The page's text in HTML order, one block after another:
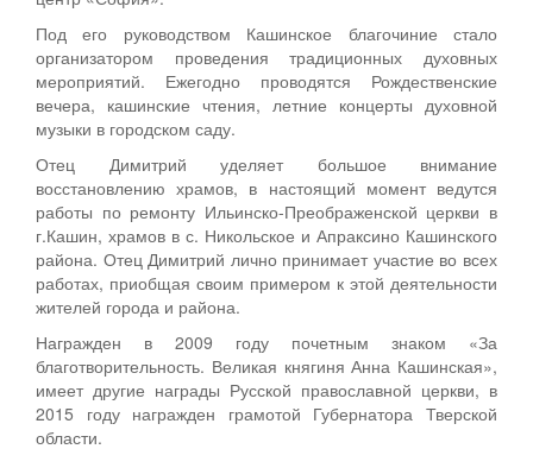
Под его руководством Кашинское благочиние стало
организатором проведения традиционных духовных
мероприятий. Ежегодно проводятся Рождественские
вечера, кашинские чтения, летние концерты духовной
музыки в городском саду.
Отец Димитрий уделяет большое внимание
восстановлению храмов, в настоящий момент ведутся
работы по ремонту Ильинско-Преображенской церкви в
г.Кашин, храмов в с. Никольское и Апраксино Кашинского
района. Отец Димитрий лично принимает участие во всех
работах, приобщая своим примером к этой деятельности
жителей города и района.
Награжден в 2009 году почетным знаком «За
благотворительность. Великая княгиня Анна Кашинская»,
имеет другие награды Русской православной церкви, в
2015 году награжден грамотой Губернатора Тверской
области.